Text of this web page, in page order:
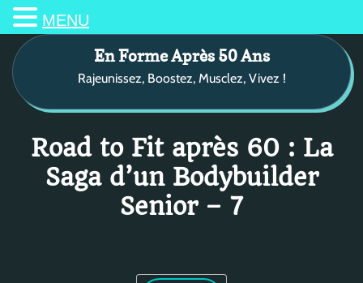
En Forme Après 50 Ans
Rajeunissez, Boostez, Musclez, Vivez !
Road to Fit après 60 : La
Saga d’un Bodybuilder
Senior – 7
MENU